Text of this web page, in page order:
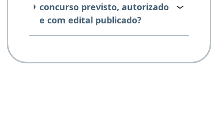
concurso previsto, autorizado
e com edital publicado?